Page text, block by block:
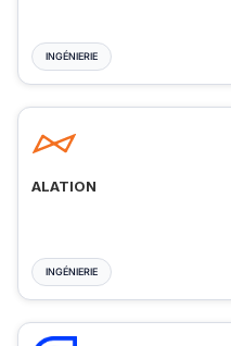
INGÉNIERIE
ALATION
INGÉNIERIE